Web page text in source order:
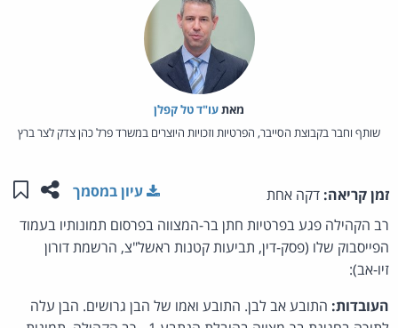
מאת‏עו"ד טל קפלן
שותף וחבר בקבוצת הסייבר, הפרטיות וזכויות היוצרים במשרד פרל כהן צדק לצר ברץ
זמן קריאה: דקה אחת שתפו
עיון במסמך
רב הקהילה פגע בפרטיות חתן בר-המצווה בפרסום תמונותיו בעמוד
הפייסבוק שלו (פסק-דין, תביעות קטנות ראשל"צ, הרשמת דורון
זיו-אב):
העובדות: התובע אב לבן. התובע ואמו של הבן גרושים. הבן עלה